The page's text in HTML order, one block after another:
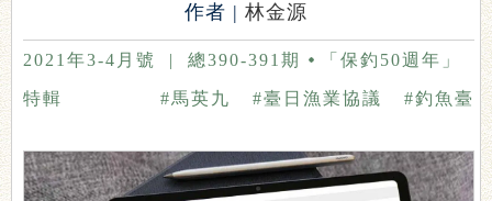
作者 | 林金源
2021年3-4月號 | 總390-391期 「保釣50週年」
特輯 #釣魚臺
#臺日漁業協議
#馬英九